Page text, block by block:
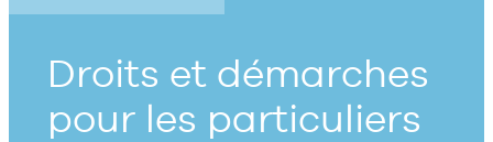
Droits et démarches
pour les particuliers